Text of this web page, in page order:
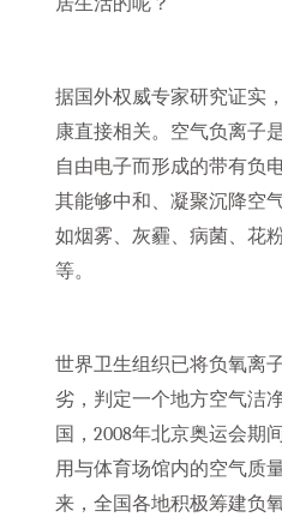
据国外权威专家研究证实
康直接相关。空气负离子
自由电子而形成的带有负
其能够中和、凝聚沉降空
如烟雾、灰霾、病菌、花
等。
世界卫生组织已将负氧离
劣，判定一个地方空气洁
国，2008年北京奥运会期
用与体育场馆内的空气质
来，全国各地积极筹建负